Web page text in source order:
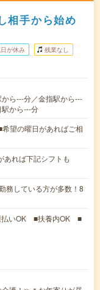
相手から始め
が休み 残業なし
ら---分／金指駅から---
から---分
望の曜日があればご相
れば下記シフトも
務している方が多数！8
払いOK ■扶養内OK ■